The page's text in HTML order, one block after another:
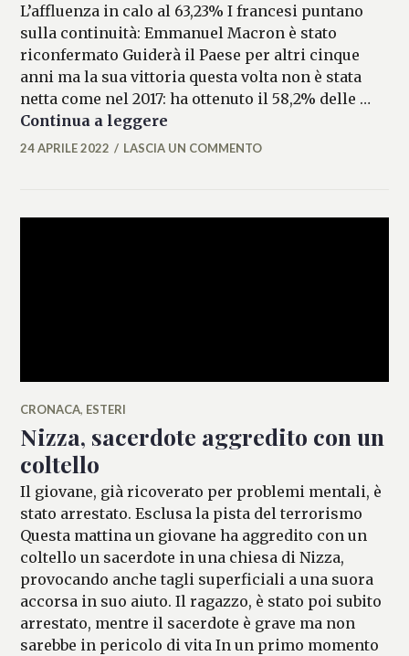
L’affluenza in calo al 63,23% I francesi puntano
sulla continuità: Emmanuel Macron è stato
riconfermato Guiderà il Paese per altri cinque
anni ma la sua vittoria questa volta non è stata
netta come nel 2017: ha ottenuto il 58,2% delle …
Continua a leggere
FRANCESCA
24 APRILE 2022 LASCIA UN COMMENTO
CRONACA, ESTERI
Nizza, sacerdote aggredito con un
coltello
Il giovane, già ricoverato per problemi mentali, è
stato arrestato. Esclusa la pista del terrorismo
Questa mattina un giovane ha aggredito con un
coltello un sacerdote in una chiesa di Nizza,
provocando anche tagli superficiali a una suora
accorsa in suo aiuto. Il ragazzo, è stato poi subito
arrestato, mentre il sacerdote è grave ma non
sarebbe in pericolo di vita In un primo momento